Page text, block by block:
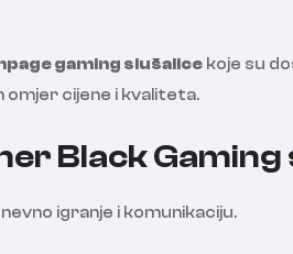
gaming slušalice koje su
omjer cijene i kvaliteta.
Black Gaming
igranje i komunikaciju.